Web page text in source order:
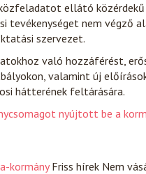
ellátó
tevékenységet nem végző
szervezet.
való hozzáférést,
valamint új
hátterének feltárására.
nyújtott be a
kormányFriss hírek Nem